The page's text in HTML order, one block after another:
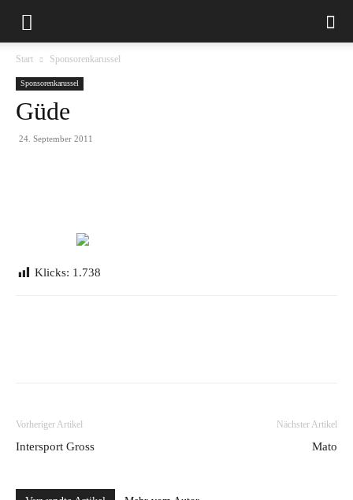
Start Sponsorenkarussel
Sponsorenkarussel
Güde
24. September 2011
Klicks: 1.738
Vorheriger Artikel
Intersport Gross
Nächster Artikel
Mato